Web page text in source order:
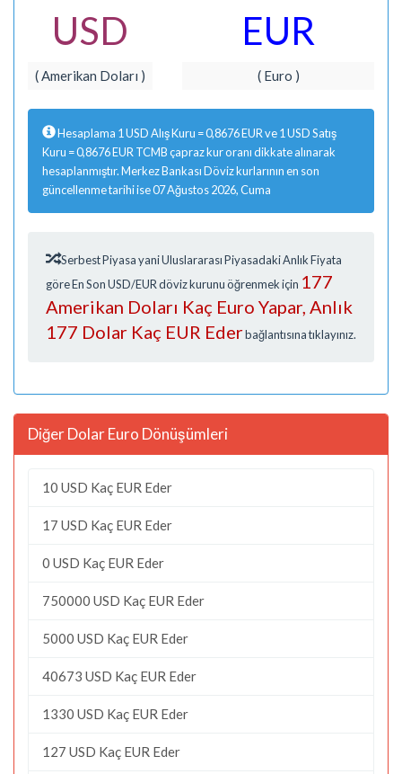
USD
EUR
( Amerikan Doları ) ( Euro )
Hesaplama 1 USD Alış Kuru = 0,8676 EUR ve 1 USD Satış
Kuru = 0,8676 EUR TCMB çapraz kur oranı dikkate alınarak
hesaplanmıştır. Merkez Bankası Döviz kurlarının en son
güncellenme tarihi ise 07 Ağustos 2026, Cuma
Serbest Piyasa yani Uluslararası Piyasadaki Anlık Fiyata
göre En Son USD/EUR döviz kurunu öğrenmek için 177
Amerikan Doları Kaç Euro Yapar, Anlık
177 Dolar Kaç EUR Ederbağlantısına tıklayınız.
Diğer Dolar Euro Dönüşümleri
10 USD Kaç EUR Eder
17 USD Kaç EUR Eder
0 USD Kaç EUR Eder
750000 USD Kaç EUR Eder
5000 USD Kaç EUR Eder
40673 USD Kaç EUR Eder
1330 USD Kaç EUR Eder
127 USD Kaç EUR Eder